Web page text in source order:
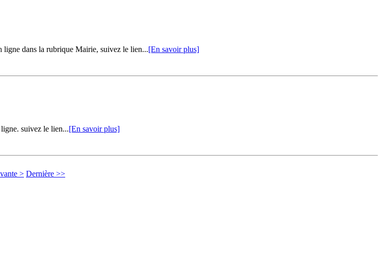
dans la rubrique Mairie, suivez le lien...[En savoir plus]
suivez le lien...[En savoir plus]
> Dernière >>